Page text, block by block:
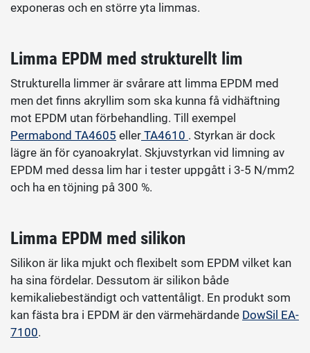
exponeras och en större yta limmas.
Limma EPDM med strukturellt lim
Strukturella limmer är svårare att limma EPDM med
men det finns akryllim som ska kunna få vidhäftning
mot EPDM utan förbehandling. Till exempel
Permabond TA4605 eller TA4610 . Styrkan är dock
lägre än för cyanoakrylat. Skjuvstyrkan vid limning av
EPDM med dessa lim har i tester uppgått i 3-5 N/mm2
och ha en töjning på 300 %.
Limma EPDM med silikon
Silikon är lika mjukt och flexibelt som EPDM vilket kan
ha sina fördelar. Dessutom är silikon både
kemikaliebeständigt och vattentåligt. En produkt som
kan fästa bra i EPDM är den värmehärdande DowSil EA-
7100.